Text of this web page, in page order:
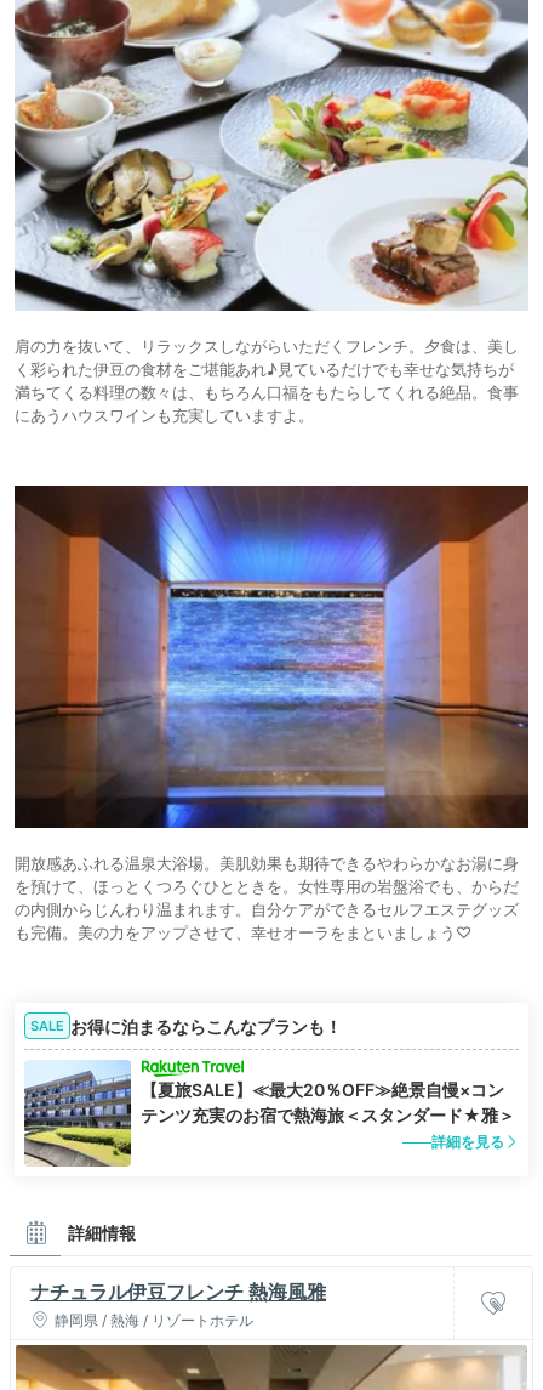
肩の力を抜いて、リラックスしながらいただくフレンチ。夕食は、美し
く彩られた伊豆の食材をご堪能あれ♪見ているだけでも幸せな気持ちが
満ちてくる料理の数々は、もちろん口福をもたらしてくれる絶品。食事
にあうハウスワインも充実していますよ。
開放感あふれる温泉大浴場。美肌効果も期待できるやわらかなお湯に身
を預けて、ほっとくつろぐひとときを。女性専用の岩盤浴でも、からだ
の内側からじんわり温まれます。自分ケアができるセルフエステグッズ
も完備。美の力をアップさせて、幸せオーラをまといましょう♡
SALE お得に泊まるならこんなプランも！
【夏旅SALE】≪最大20％OFF≫絶景自慢×コン
テンツ充実のお宿で熱海旅＜スタンダード★雅＞
詳細を見る
詳細情報
ナチュラル伊豆フレンチ 熱海風雅
静岡県 / 熱海 / リゾートホテル